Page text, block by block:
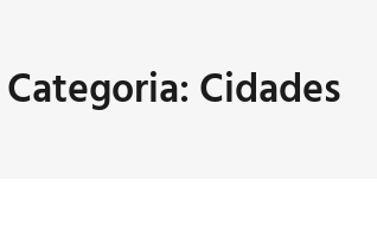
Categoria: Cidades